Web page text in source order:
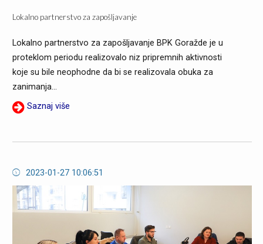
Lokalno partnerstvo za zapošljavanje
Lokalno partnerstvo za zapošljavanje BPK Goražde je u
proteklom periodu realizovalo niz pripremnih aktivnosti
koje su bile neophodne da bi se realizovala obuka za
zanimanja...
Saznaj više
2023-01-27 10:06:51